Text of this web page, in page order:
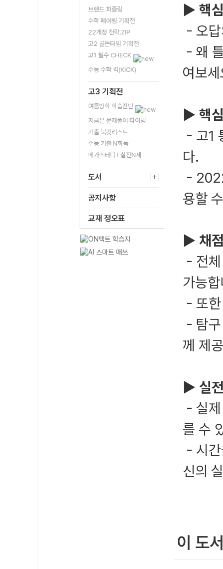
브랜드 퍼즐링
수학 페어링 기획전
22개정 전략.ZIP
고2 골든타임 기획전
고1 필수 CHECK
수능 수학 킥(KICK)
고3 기획전
여름방학 학습진단
지금은 문제풀이 타이밍
기출 북킷리스트
수능 기출 N회독
메가스터디 E실전N제
도서
공지사항
교재 정오표
▶ 핵
- 오
- 왜
여보
▶ 핵
- 고1
다.
-
용할
▶ 채
- 전
가능
- 또
- 탐
께 제
▶ 실
- 실
를 수
- 시
신의
이 도